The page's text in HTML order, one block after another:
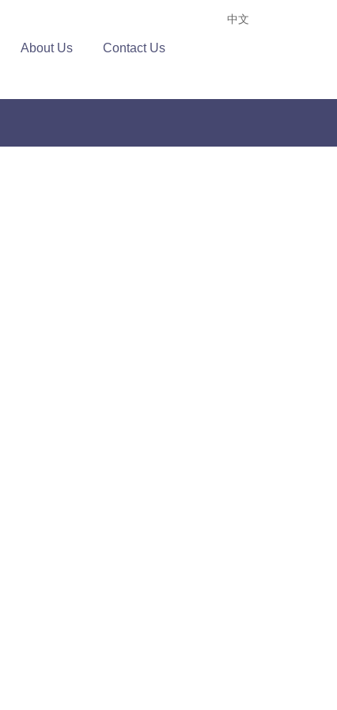
中文
About Us Contact Us